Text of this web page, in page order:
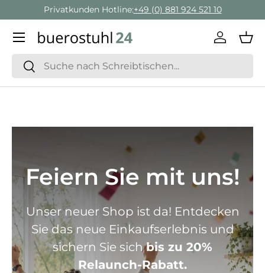
Direkt zum Inhalt
Geschäftskunden Beratung:+ 49 (0) 881 924 521 22
Suchen
Suchen
Menü
Feiern Sie mit uns!
Unser neuer Shop ist da! Entdecken
Sie das neue Einkaufserlebnis und
sichern Sie sichbis zu 20%
Relaunch-Rabatt.